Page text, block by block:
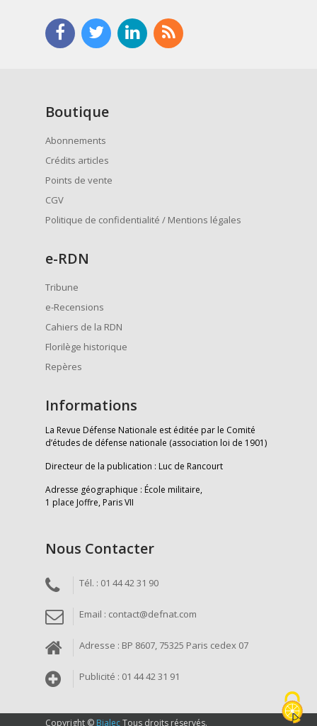
Boutique
Abonnements
Crédits articles
Points de vente
CGV
Politique de confidentialité / Mentions légales
e-RDN
Tribune
e-Recensions
Cahiers de la RDN
Florilège historique
Repères
Informations
La Revue Défense Nationale est éditée par le Comité
d’études de défense nationale (association loi de 1901)
Directeur de la publication : Luc de Rancourt
Adresse géographique : École militaire,
1 place Joffre, Paris VII
Nous Contacter
Tél. : 01 44 42 31 90
Email : contact@defnat.com
Adresse : BP 8607, 75325 Paris cedex 07
Publicité : 01 44 42 31 91
Copyright © BialecTous droits réservés.